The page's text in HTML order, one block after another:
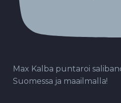
Max Kalba puntaroi
Suomessa ja maailmalla!